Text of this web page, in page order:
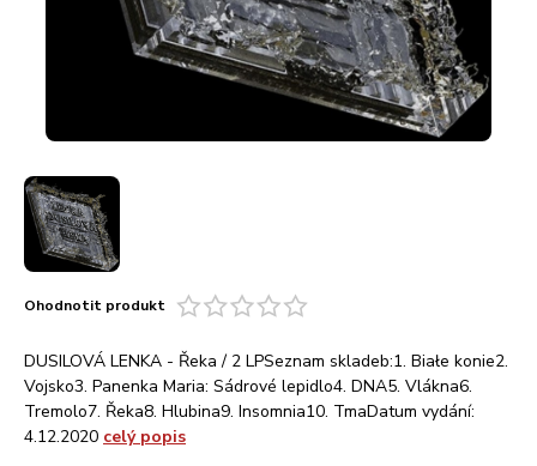
Ohodnotit produkt
DUSILOVÁ LENKA - Řeka / 2 LPSeznam skladeb:1. Białe konie2.
Vojsko3. Panenka Maria: Sádrové lepidlo4. DNA5. Vlákna6.
Tremolo7. Řeka8. Hlubina9. Insomnia10. TmaDatum vydání:
4.12.2020 celý popis